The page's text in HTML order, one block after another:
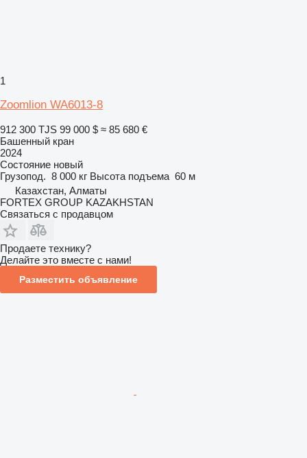
1
Zoomlion WA6013-8
912 300 TJS 99 000 $ ≈ 85 680 €
Башенный кран
2024
Состояние новый
Грузопод. 8 000 кг Высота подъема 60 м
Казахстан, Алматы
FORTEX GROUP KAZAKHSTAN
Связаться с продавцом
Продаете технику?
Делайте это вместе с нами!
Разместить объявление